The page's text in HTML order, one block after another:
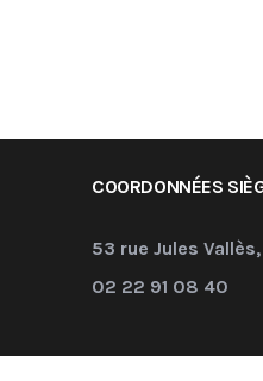
COORDONNÉES
53 rue Jules
02 22 91 08 40